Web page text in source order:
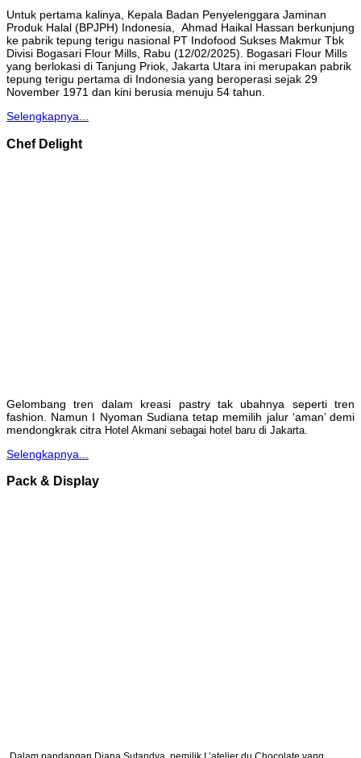
Untuk pertama kalinya, Kepala Badan Penyelenggara Jaminan
Produk Halal (BPJPH) Indonesia, Ahmad Haikal Hassan berkunjung
ke pabrik tepung terigu nasional PT Indofood Sukses Makmur Tbk
Divisi Bogasari Flour Mills, Rabu (12/02/2025). Bogasari Flour Mills
yang berlokasi di Tanjung Priok, Jakarta Utara ini merupakan pabrik
tepung terigu pertama di Indonesia yang beroperasi sejak 29
November 1971 dan kini berusia menuju 54 tahun.
Selengkapnya...
Chef Delight
Gelombang tren dalam kreasi pastry tak ubahnya seperti tren
fashion. Namun I Nyoman Sudiana tetap memilih jalur ‘aman’ demi
mendongkrak citra Hotel Akmani sebagai hotel baru di Jakarta.
Selengkapnya...
Pack & Display